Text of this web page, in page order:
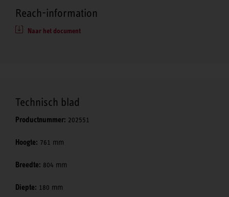
Reach-information
Naar het document
Technisch blad
Productnummer: 202551
Hoogte: 761 mm
Breedte: 804 mm
Diepte: 180 mm